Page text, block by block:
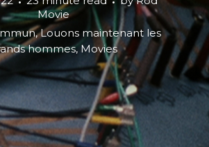
Movie
,Louons maintenant les
hommes, Movies